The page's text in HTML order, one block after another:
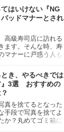
というサインが関係
く選ばれる人の特徴
でも焦らない対処
ための注意点を詳し
はいけない『NG
ッドマナーとされ
高級寿司店に訪れる
ます。そんな時、寿
マナーに戸惑う人も
でやってはいけない
ェックしましょう。
き、やるべきでは
』3選 おすすめの
真を捨てるとなった
手段で写真を捨てよ
か？丸めてゴミ箱に